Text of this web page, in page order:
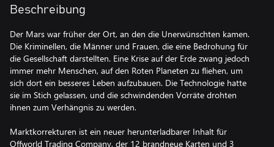
Beschreibung
Der Mars war früher der Ort, an den die Unerwünschten kamen.
Die Kriminellen, die Männer und Frauen, die eine Bedrohung für
die Gesellschaft darstellten. Eine Krise auf der Erde zwang jedoch
immer mehr Menschen, auf den Roten Planeten zu fliehen, um
sich dort ein besseres Leben aufzubauen. Die Technologie hatte
sie im Stich gelassen, und die schwindenden Vorräte drohten
ihnen zum Verhängnis zu werden.
Marktkorrekturen ist ein neuer herunterladbarer Inhalt für
Offworld Trading Company, der 12 brandneue Karten und 3